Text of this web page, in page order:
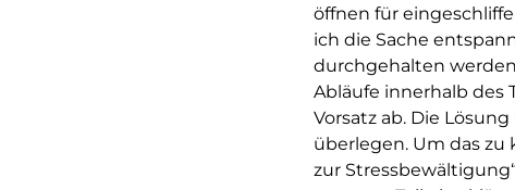
öffnen für
ich die Sache
durchgehalten
Abläufe innerhalb des
Vorsatz ab. Die
überlegen. Um das zu
zur